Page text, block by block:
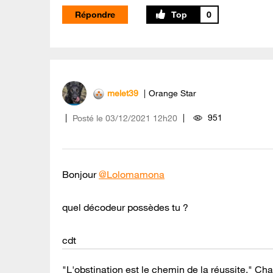
Répondre 0
melet39 Orange Star
Posté le ‎03/12/2021 12h20 951
Bonjour@Lolomamona
quel décodeur possèdes tu ?
cdt
"L'obstination est le chemin de la réussite."